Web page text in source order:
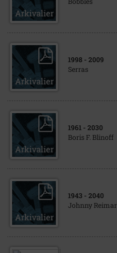
1998 - 2009
Serras
1961 - 2030
Boris F. Blinoff
1943 - 2040
Johnny Reimar